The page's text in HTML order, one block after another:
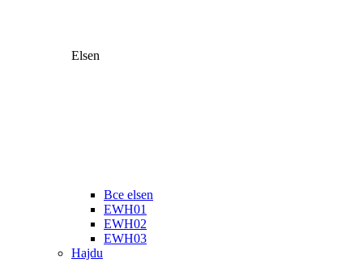
Elsen
Все elsen
EWH01
EWH02
EWH03
Hajdu